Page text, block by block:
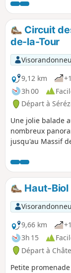
Circuit
de-la-Tour
9,12 km
3h 00
Départ à
Une jolie balade
nombreux
jusqu'au Massif
Haut-
9,66 km
3h 15
Départ à
Petite